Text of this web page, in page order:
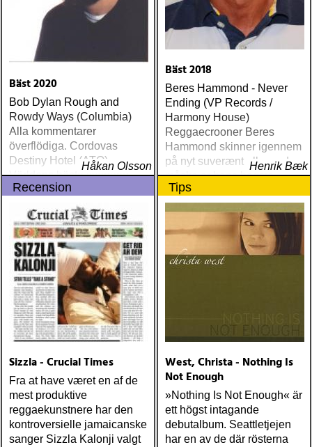
Bäst 2020
Bob Dylan Rough and
Rowdy Ways (Columbia)
Alla kommentarer
överflödiga. Cordovas
Destiny Hotel (ATO)
Världens bästa liveband
visar nu klassen även på
Håkan Olsson
Bäst 2018
Beres Hammond - Never
Ending (VP Records /
Harmony House)
Reggaecrooner Beres
Hammond skinner igennem
på nyt suverænt album, der
måske er hans bedste
gennem tiderne
Henrik Bæk
Recension
Sizzla - Crucial Times
Fra at have været en af de
mest produktive
reggaekunstnere har den
kontroversielle jamaicanske
sanger Sizzla Kalonji valgt
Tips
West, Christa - Nothing Is
Not Enough
»Nothing Is Not Enough« är
ett högst intagande
debutalbum. Seattletjejen
har en av de där rösterna